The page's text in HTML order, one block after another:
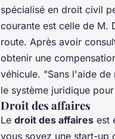
spécialisé en droit civil
courante est celle de M.
route. Après avoir
obtenir une
véhicule. "Sans l'aide de
le système juridique
Droit des affaires
Le droit des affaires est
vous soyez une start-up